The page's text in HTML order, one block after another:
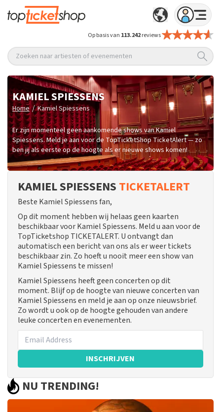
Op basis van 113.242reviews
Zoeken naar artiesten of evenementen
KAMIEL SPIESSENS
Home / Kamiel Spiessens
Er zijn momenteel geen aankomende shows van Kamiel
Spiessens. Meld je aan voor de TopTicketShop TicketAlert — zo
ben jij als eerste op de hoogte als er nieuwe shows komen!
KAMIEL SPIESSENS TICKETALERT
Beste Kamiel Spiessens fan,
Op dit moment hebben wij helaas geen kaarten
beschikbaar voor Kamiel Spiessens. Meld u aan voor de
TopTicketshop TICKETALERT. U ontvangt dan
automatisch een bericht van ons als er weer tickets
beschikbaar zin. Zo hoeft u nooit meer een show van
Kamiel Spiessens te missen!
Kamiel Spiessens heeft geen concerten op dit
moment. Blijf op de hoogte van nieuwe concerten van
Kamiel Spiessens en meld je aan op onze nieuwsbrief.
Zo wordt u ook op de hoogte gehouden van andere
leuke concerten en evenementen.
INSCHRIJVEN
NU TRENDING!